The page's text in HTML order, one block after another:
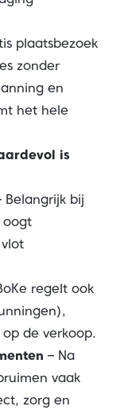
plaatsbezoek
zonder
en
het hele
is
Belangrijk bij
oogt
regelt ook
de verkoop.
– Na
vaak
zorg en